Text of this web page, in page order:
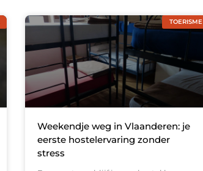
TOERISME
Weekendje weg in Vlaanderen: je
eerste hostelervaring zonder
stress